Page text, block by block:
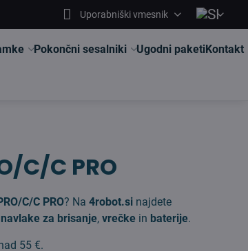
Uporabniški vmesnik
Pokončni sesalniki Ugodni paketiKontakt
C/C PRO
C/C PRO? Na4robot.si najdete
navlake za brisanje,vrečke in baterije.
55 €.